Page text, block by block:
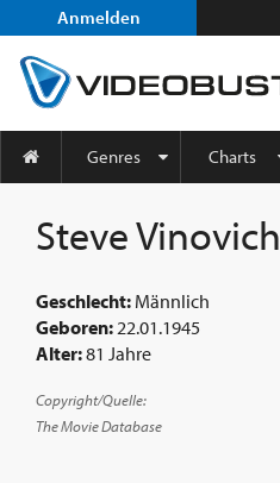
Anmelden
Genres Charts
Steve Vinovich
Geschlecht: Männlich
Geboren:22.01.1945
Alter:81 Jahre
Copyright/Quelle:
The Movie Database